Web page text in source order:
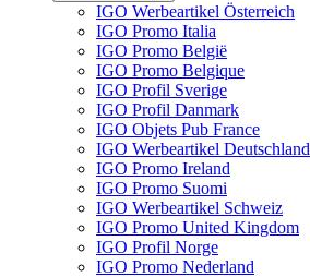
IGO Werbeartikel Österreich
IGO Promo Italia
IGO Promo België
IGO Promo Belgique
IGO Profil Sverige
IGO Profil Danmark
IGO Objets Pub France
IGO Werbeartikel Deutschland
IGO Promo Ireland
IGO Promo Suomi
IGO Werbeartikel Schweiz
IGO Promo United Kingdom
IGO Profil Norge
IGO Promo Nederland